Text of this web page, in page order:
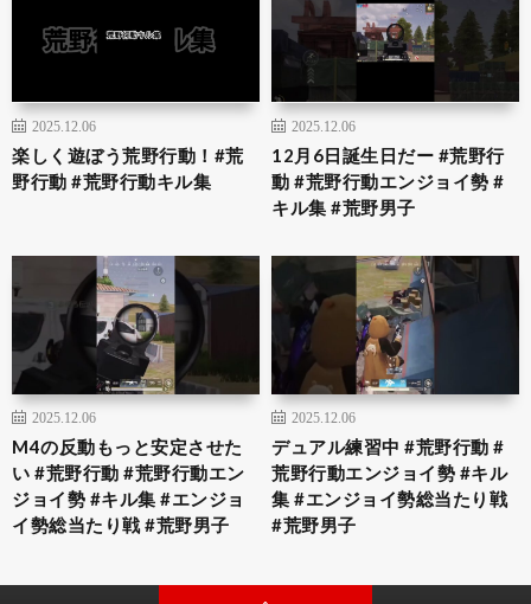
2025.12.06
楽しく遊ぼう荒野行動！#荒
野行動 #荒野行動キル集
2025.12.06
12月6日誕生日だー #荒野行
動 #荒野行動エンジョイ勢 #
キル集 #荒野男子
2025.12.06
M4の反動もっと安定させた
い #荒野行動 #荒野行動エン
ジョイ勢 #キル集 #エンジョ
イ勢総当たり戦 #荒野男子
2025.12.06
デュアル練習中 #荒野行動 #
荒野行動エンジョイ勢 #キル
集 #エンジョイ勢総当たり戦
#荒野男子